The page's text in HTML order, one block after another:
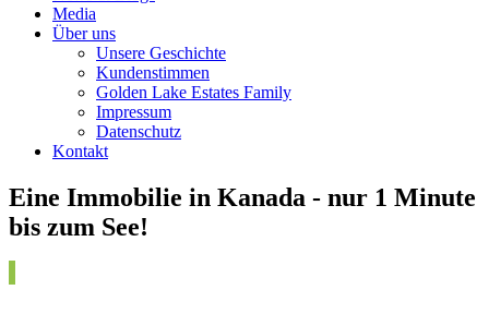
Media
Über uns
Unsere Geschichte
Kundenstimmen
Golden Lake Estates Family
Impressum
Datenschutz
Kontakt
Eine Immobilie in Kanada - nur 1 Minute
bis zum See!